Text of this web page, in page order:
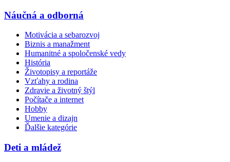
Náučná a odborná
Motivácia a sebarozvoj
Biznis a manažment
Humanitné a spoločenské vedy
História
Životopisy a reportáže
Vzťahy a rodina
Zdravie a životný štýl
Počítače a internet
Hobby
Umenie a dizajn
Ďalšie kategórie
Deti a mládež